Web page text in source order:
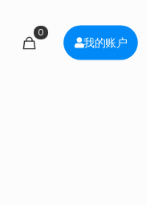
0
我的账户